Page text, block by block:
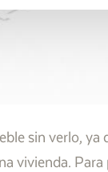
sin verlo, ya
vivienda. Para